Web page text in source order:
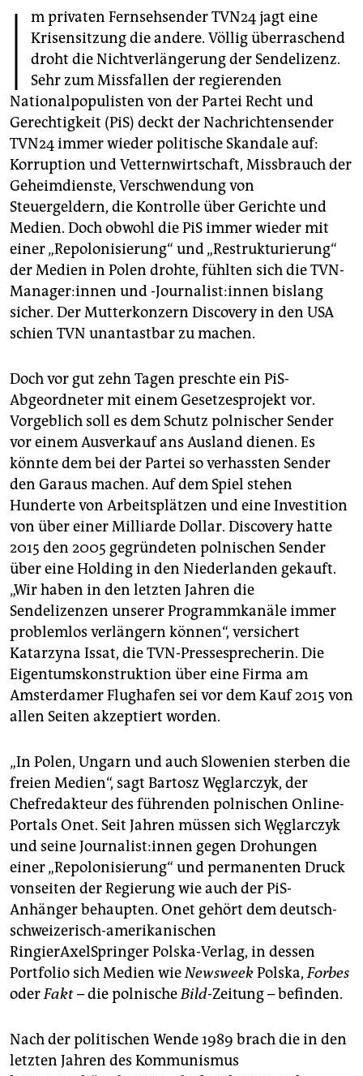
genossenschaft
epaper login
I
m privaten Fernsehsender TVN24 jagt eine
Krisensitzung die andere. Völlig überraschend
droht die Nichtverlängerung der Sendelizenz.
Sehr zum Missfallen der regierenden
Nationalpopulisten von der Partei Recht und
Gerechtigkeit (PiS) deckt der Nachrichtensender
TVN24 immer wieder politische Skandale auf:
Korruption und Vetternwirtschaft, Missbrauch der
Geheimdienste, Verschwendung von
Steuergeldern, die Kontrolle über Gerichte und
Medien. Doch obwohl die PiS immer wieder mit
einer „Repolonisierung“ und „Restrukturierung“
der Medien in Polen drohte, fühlten sich die TVN-
Manager:innen und -Jour­na­lis­t:in­nen bislang
sicher. Der Mutterkonzern Discovery in den USA
schien TVN unantastbar zu machen.
Doch vor gut zehn Tagen preschte ein PiS-
Abgeordneter mit einem Gesetzesprojekt vor.
Vorgeblich soll es dem Schutz polnischer Sender
vor einem Ausverkauf ans Ausland dienen. Es
könnte dem bei der Partei so verhassten Sender
den Garaus machen. Auf dem Spiel stehen
Hunderte von Arbeitsplätzen und eine Investition
von über einer Milliarde Dollar. Discovery hatte
2015 den 2005 gegründeten polnischen Sender
über eine Holding in den Niederlanden gekauft.
„Wir haben in den letzten Jahren die
Sendelizenzen unserer Programmkanäle immer
problemlos verlängern können“, versichert
Katarzyna Issat, die TVN-Pressesprecherin. Die
Eigentumskonstruktion über eine Firma am
Amsterdamer Flughafen sei vor dem Kauf 2015 von
allen Seiten akzeptiert worden.
„In Polen, Ungarn und auch Slowenien sterben die
freien Medien“, sagt Bartosz Węglarczyk, der
Chefredakteur des führenden polnischen Online-
Portals Onet. Seit Jahren müssen sich Węglarczyk
und seine Jour­na­lis­t:in­nen gegen Drohungen
einer „Repolonisierung“ und permanenten Druck
vonseiten der Regierung wie auch der PiS-
Anhänger behaupten. Onet gehört dem deutsch-
schweizerisch-amerikanischen
RingierAxelSpringer Polska-Verlag, in dessen
Portfolio sich Medien wieNewsweekPolska,Forbes
oderFakt– die polnischeBild-Zeitung – befinden.
Nach der politischen Wende 1989 brach die in den
letzten Jahren des Kommunismus